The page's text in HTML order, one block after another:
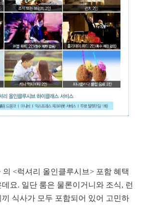
의 <럭셔리 올인클루시브> 포함 혜택
요. 일단 룸은 물론이거니와 조식, 런
식사가 모두 포함되어 있어 고민하